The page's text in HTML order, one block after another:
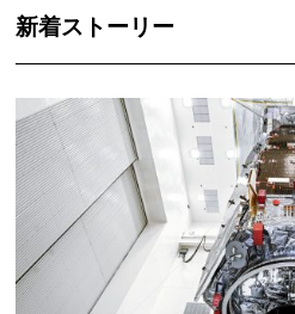
新着ストーリー